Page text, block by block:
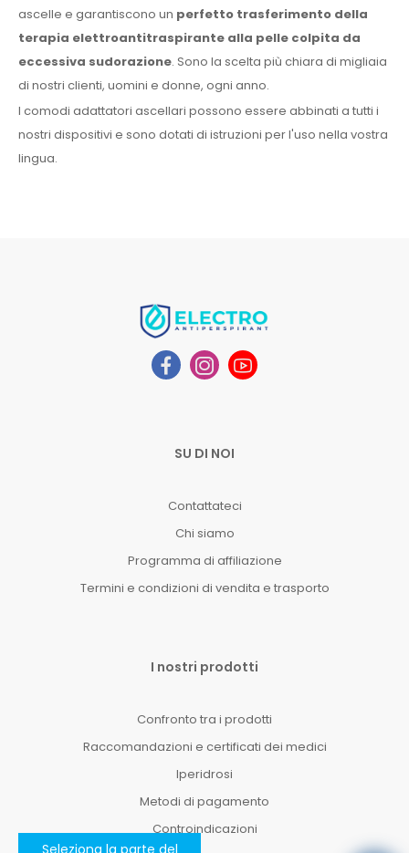
Seleziona la parte del
ascelle e garantiscono un perfetto trasferimento della
terapia elettroantitraspirante alla pelle colpita da
eccessiva sudorazione. Sono la scelta più chiara di migliaia
di nostri clienti, uomini e donne, ogni anno.
I comodi adattatori ascellari possono essere abbinati a tutti i
nostri dispositivi e sono dotati di istruzioni per l'uso nella vostra
lingua.
SU DI NOI
Contattateci
Chi siamo
Programma di affiliazione
Termini e condizioni di vendita e trasporto
I nostri prodotti
Confronto tra i prodotti
Raccomandazioni e certificati dei medici
Iperidrosi
Metodi di pagamento
Controindicazioni